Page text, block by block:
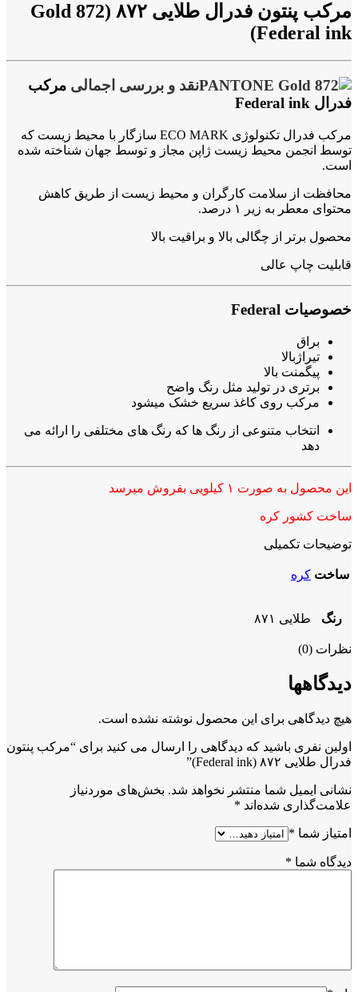
مرکب پنتون فدرال طلایی ۸۷۲ (Gold 872
Federal ink)
نقد و بررسی اجمالی مرکب
فدرال Federal ink
مرکب فدرال تکنولوژی ECO MARK سازگار با محیط زیست که
توسط انجمن محیط زیست ژاپن مجاز و توسط جهان شناخته شده
است.
محافظت از سلامت کارگران و محیط زیست از طریق کاهش
محتوای معطر به زیر ۱ درصد.
محصول برتر از چگالی بالا و براقیت بالا
قابلیت چاپ عالی
خصوصیات Federal
براق
تیراژبالا
پیگمنت بالا
برتری در تولید مثل رنگ واضح
مرکب روی کاغذ سریع خشک میشود
انتخاب متنوعی از رنگ ها که رنگ های مختلفی را ارائه می
دهد
این محصول به صورت ۱ کیلویی بفروش میرسد
ساخت کشور کره
توضیحات تکمیلی
ساخت کره
رنگ طلایی ۸۷۱
نظرات (0)
دیدگاهها
هیچ دیدگاهی برای این محصول نوشته نشده است.
اولین نفری باشید که دیدگاهی را ارسال می کنید برای “مرکب پنتون
فدرال طلایی ۸۷۲ (Federal ink)”
نشانی ایمیل شما منتشر نخواهد شد. بخش‌های موردنیاز
علامت‌گذاری شده‌اند *
امتیاز شما *
دیدگاه شما *